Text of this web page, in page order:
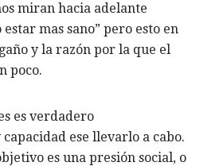
miran hacia adelante
mas sano” pero esto en
y la razón por la que el
poco.
es verdadero
ese llevarlo a cabo.
es una presión social, o